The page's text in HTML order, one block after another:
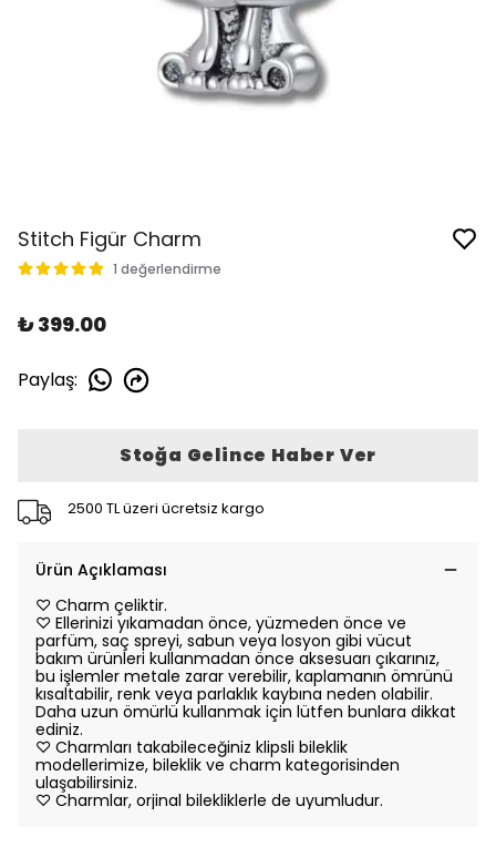
Stitch Figür Charm
1 değerlendirme
₺ 399.00
Paylaş:
Stoğa Gelince Haber Ver
2500 TL üzeri ücretsiz kargo
Ürün Açıklaması
♡ Charm çeliktir.
♡ Ellerinizi yıkamadan önce, yüzmeden önce ve
parfüm, saç spreyi, sabun veya losyon gibi vücut
bakım ürünleri kullanmadan önce aksesuarı çıkarınız,
bu işlemler metale zarar verebilir, kaplamanın ömrünü
kısaltabilir, renk veya parlaklık kaybına neden olabilir.
Daha uzun ömürlü kullanmak için lütfen bunlara dikkat
ediniz.
♡ Charmları takabileceğiniz klipsli bileklik
modellerimize, bileklik ve charm kategorisinden
ulaşabilirsiniz.
♡ Charmlar, orjinal bilekliklerle de uyumludur.